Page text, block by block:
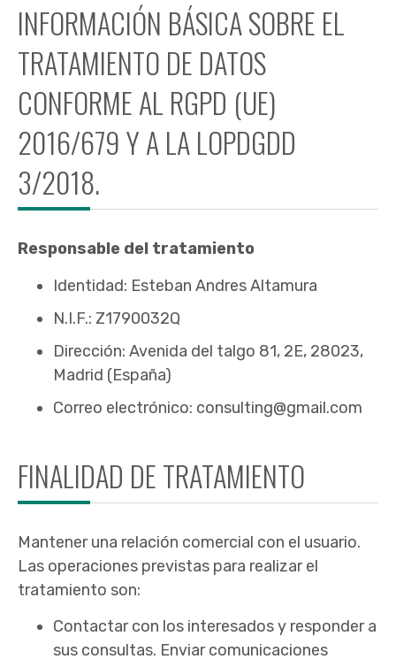
INFORMACIÓN BÁSICA SOBRE EL
TRATAMIENTO DE DATOS
CONFORME AL RGPD (UE)
2016/679 Y A LA LOPDGDD
3/2018.
Responsable del tratamiento
Identidad: Esteban Andres Altamura
N.I.F.: Z1790032Q
Dirección: Avenida del talgo 81, 2E, 28023,
Madrid (España)
Correo electrónico: consulting@gmail.com
FINALIDAD DE TRATAMIENTO
Mantener una relación comercial con el usuario.
Las operaciones previstas para realizar el
tratamiento son:
Contactar con los interesados y responder a
sus consultas. Enviar comunicaciones